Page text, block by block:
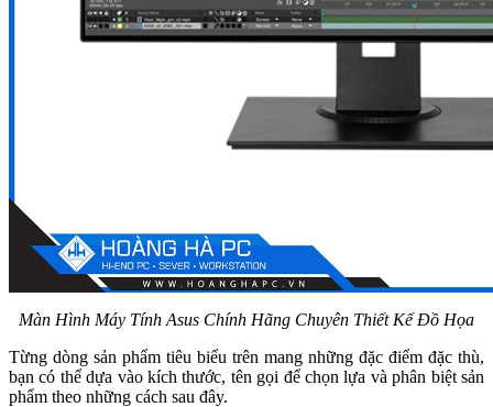
Màn Hình Máy Tính Asus Chính Hãng Chuyên Thiết Kế Đồ Họa
Từng dòng sản phẩm tiêu biểu trên mang những đặc điểm đặc thù,
bạn có thể dựa vào kích thước, tên gọi để chọn lựa và phân biệt sản
phẩm theo những cách sau đây.